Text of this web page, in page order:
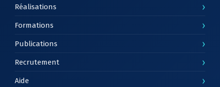
Réalisations ›
Formations ›
Publications ›
Recrutement ›
Aide ›